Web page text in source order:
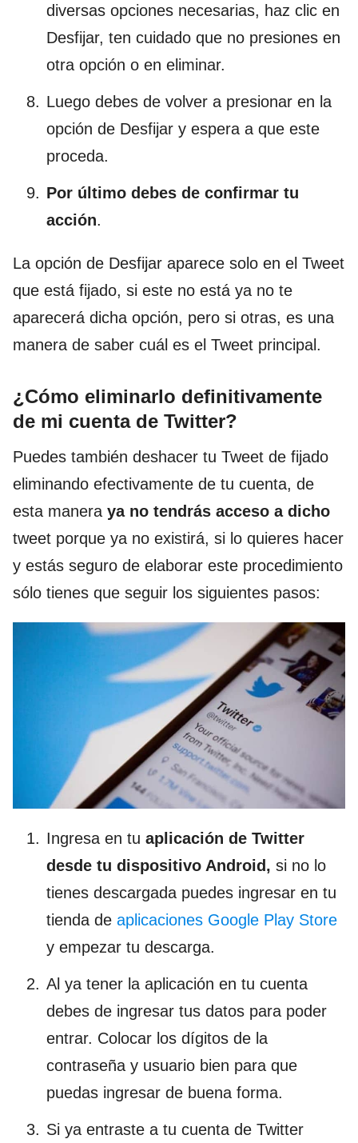
diversas opciones necesarias, haz clic en
Desfijar, ten cuidado que no presiones en
otra opción o en eliminar.
Luego debes de volver a presionar en la
opción de Desfijar y espera a que este
proceda.
Por último debes de confirmar tu
acción.
La opción de Desfijar aparece solo en el Tweet
que está fijado, si este no está ya no te
aparecerá dicha opción, pero si otras, es una
manera de saber cuál es el Tweet principal.
¿Cómo eliminarlo definitivamente
de mi cuenta de Twitter?
Puedes también deshacer tu Tweet de fijado
eliminando efectivamente de tu cuenta, de
esta manera ya no tendrás acceso a dicho
tweet porque ya no existirá, si lo quieres hacer
y estás seguro de elaborar este procedimiento
sólo tienes que seguir los siguientes pasos:
Ingresa en tu aplicación de Twitter
desde tu dispositivo Android, si no lo
tienes descargada puedes ingresar en tu
tienda de aplicaciones Google Play Store
y empezar tu descarga.
Al ya tener la aplicación en tu cuenta
debes de ingresar tus datos para poder
entrar. Colocar los dígitos de la
contraseña y usuario bien para que
puedas ingresar de buena forma.
Si ya entraste a tu cuenta de Twitter